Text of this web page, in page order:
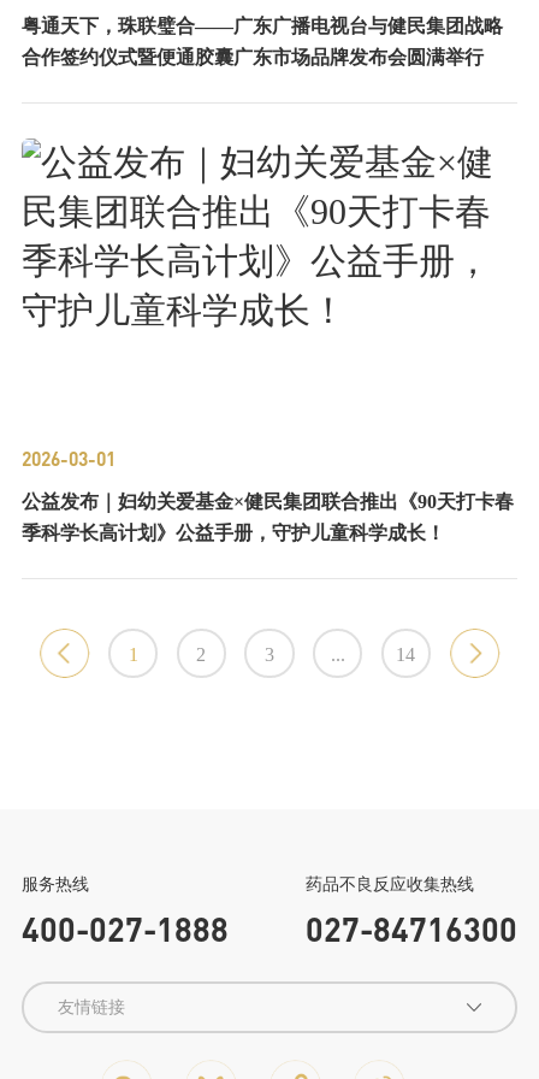
粤通天下，珠联璧合——广东广播电视台与健民集团战略
合作签约仪式暨便通胶囊广东市场品牌发布会圆满举行
2026-03-01
公益发布｜妇幼关爱基金×健民集团联合推出《90天打卡春
季科学长高计划》公益手册，守护儿童科学成长！
1 2 3 ... 14
服务热线
400-027-1888
药品不良反应收集热线
027-84716300
友情链接